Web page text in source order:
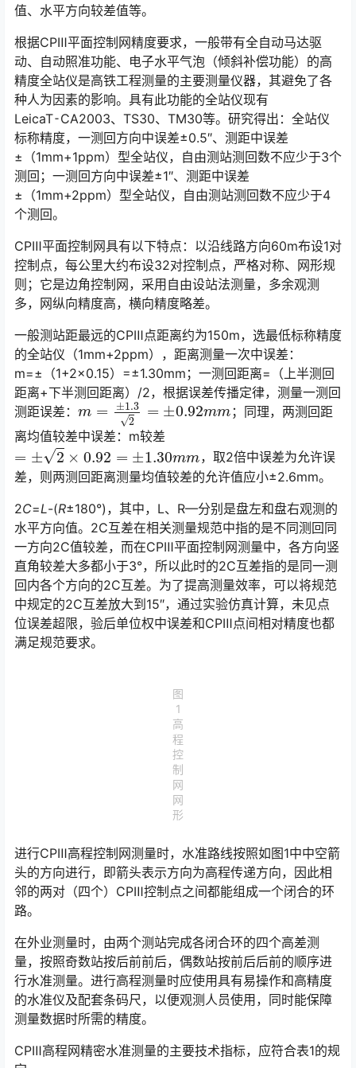
值、水平方向较差值等。󠅅󠅃󠄵󠅂󠄪󠇖󠆨󠆨󠇕󠆞󠆒󠅬󠇘󠆭󠆘󠇙󠆝󠅵󠇗󠆭󠆁󠄐󠇗󠅹󠅸󠇖󠆍󠅳󠇖󠅹󠅰󠇖󠆌󠅹
根据CPⅢ平面控制网精度要求，一般带有全自动马达驱
动、自动照准功能、电子水平气泡（倾斜补偿功能）的高
精度全站仪是高铁工程测量的主要测量仪器，其避免了各
种人为因素的影响。具有此功能的全站仪现有
LeicaT⁃CA2003、TS30、TM30等。研究得出：全站仪
标称精度，一测回方向中误差±0.5″、测距中误差
±（1mm+1ppm）型全站仪，自由测站测回数不应少于3个
测回；一测回方向中误差±1″、测距中误差
±（1mm+2ppm）型全站仪，自由测站测回数不应少于4
个测回。󠅅󠅃󠄵󠅂󠄪󠇖󠆨󠆨󠇕󠆞󠆒󠅬󠇘󠆭󠆘󠇙󠆝󠅵󠇗󠆭󠆁󠄐󠇗󠅹󠅸󠇖󠆍󠅳󠇖󠅹󠅰󠇖󠆌󠅹
CPⅢ平面控制网具有以下特点：以沿线路方向60m布设1对
控制点，每公里大约布设32对控制点，严格对称、网形规
则；它是边角控制网，采用自由设站法测量，多余观测
多，网纵向精度高，横向精度略差。󠅅󠅃󠄵󠅂󠄪󠇖󠆨󠆨󠇕󠆞󠆒󠅬󠇘󠆭󠆘󠇙󠆝󠅵󠇗󠆭󠆁󠄐󠇗󠅹󠅸󠇖󠆍󠅳󠇖󠅹󠅰󠇖󠆌󠅹
一般测站距最远的CPⅢ点距离约为150m，选最低标称精度
的全站仪（1mm+2ppm），距离测量一次中误差：
m=±（1+2×0.15）=±1.30mm；一测回距离=（上半测回
距离+下半测回距离）/2，根据误差传播定律，测量一测回
测距误差： m=±1.3 2=± 0.92mm
；同理，两测回距
离均值较差中误差：m较差
=±2×0.92=±1.30 mm
，取2倍中误差为允许误
差，则两测回距离测量均值较差的允许值应小±2.6mm。󠅅󠅃󠄵󠅂󠄪󠇖󠆨󠆨󠇕󠆞󠆒󠅬󠇘󠆭󠆘󠇙󠆝󠅵󠇗󠆭󠆁󠄐󠇗󠅹󠅸󠇖󠆍󠅳󠇖󠅹󠅰󠇖󠆌󠅹
2C=L-(R±180°)，其中，L、R—分别是盘左和盘右观测的
水平方向值。2C互差在相关测量规范中指的是不同测回同
一方向2C值较差，而在CPⅢ平面控制网测量中，各方向竖
直角较差大多都小于3°，所以此时的2C互差指的是同一测
回内各个方向的2C互差。为了提高测量效率，可以将规范
中规定的2C互差放大到15″，通过实验仿真计算，未见点
位误差超限，验后单位权中误差和CPⅢ点间相对精度也都
满足规范要求。󠅅󠅃󠄵󠅂󠄪󠇖󠆨󠆨󠇕󠆞󠆒󠅬󠇘󠆭󠆘󠇙󠆝󠅵󠇗󠆭󠆁󠄐󠇗󠅹󠅸󠇖󠆍󠅳󠇖󠅹󠅰󠇖󠆌󠅹
图
1
高
程
控
制
网
网
形
进行CPⅢ高程控制网测量时，水准路线按照如图1中中空箭
头的方向进行，即箭头表示方向为高程传递方向，因此相
邻的两对（四个）CPⅢ控制点之间都能组成一个闭合的环
路。󠅅󠅃󠄵󠅂󠄪󠇖󠆨󠆨󠇕󠆞󠆒󠅬󠇘󠆭󠆘󠇙󠆝󠅵󠇗󠆭󠆁󠄐󠇗󠅹󠅸󠇖󠆍󠅳󠇖󠅹󠅰󠇖󠆌󠅹
在外业测量时，由两个测站完成各闭合环的四个高差测
量，按照奇数站按后前前后，偶数站按前后后前的顺序进
行水准测量。进行高程测量时应使用具有易操作和高精度
的水准仪及配套条码尺，以便观测人员使用，同时能保障
测量数据时所需的精度。󠅅󠅃󠄵󠅂󠄪󠇖󠆨󠆨󠇕󠆞󠆒󠅬󠇘󠆭󠆘󠇙󠆝󠅵󠇗󠆭󠆁󠄐󠇗󠅹󠅸󠇖󠆍󠅳󠇖󠅹󠅰󠇖󠆌󠅹
CPⅢ高程网精密水准测量的主要技术指标，应符合表1的规